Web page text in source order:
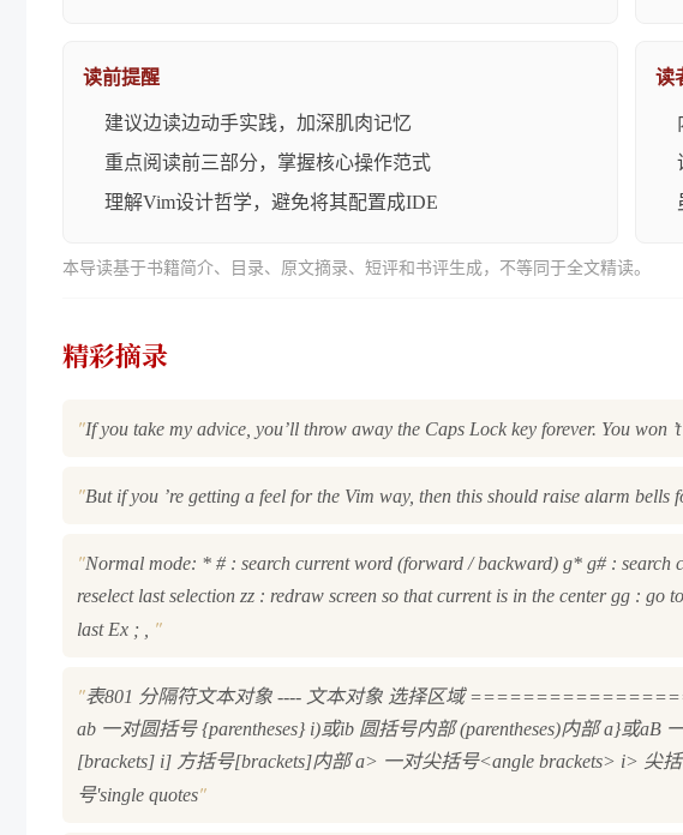
读前提醒
建议边读边动手实践，加深肌肉记忆
重点阅读前三部分，掌握核心操作范式
理解Vim设计哲学，避免将其配置成IDE
读
本导读基于书籍简介、目录、原文摘录、短评和书评生成，不等同于全文精读。
精彩摘录
"If you take my advice, you’ll throw away the Caps Lock key forever. You won
"But if you ’re getting a feel for the Vim way, then this should raise alarm bells
"Normal mode: * # : search current word (forward / backward) g* g# :
reselect last selection zz : redraw screen so that current is in the center gg :
last Ex ; ,
"
"表801 分隔符文本对象 ---- 文本对象 选择区域
ab 一对圆括号 {parentheses} i)或ib 圆括号内部 (parentheses)内部 a}或
[brackets] i] 方括号[brackets]内部 a> 一对尖括号<angle brackets> i> 尖
号'single quotes"